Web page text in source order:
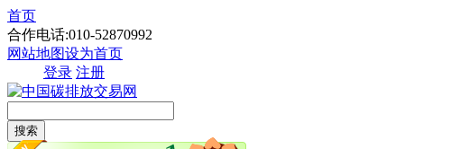
首页
合作电话:010-52870992
网站地图设为首页
登录 注册
搜索